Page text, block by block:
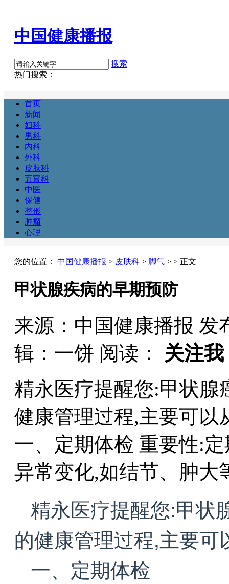
中国健康播报
搜索
热门搜索：
首页
新闻
妇科
男科
内科
外科
皮肤科
五官科
中医
保健
整形
肿瘤
心理
您的位置： 中国健康播报 > 皮肤科 > 脚气 > > 正文
甲状腺疾病的早期预防
来源：中国健康播报 发
辑：一饼 阅读：
关注我
精永医疗提醒您:甲状腺
健康管理过程,主要可以
一、定期体检 重要性:
异常变化,如结节、肿大
精永医疗提醒您:甲状
的健康管理过程,主要
一、定期体检